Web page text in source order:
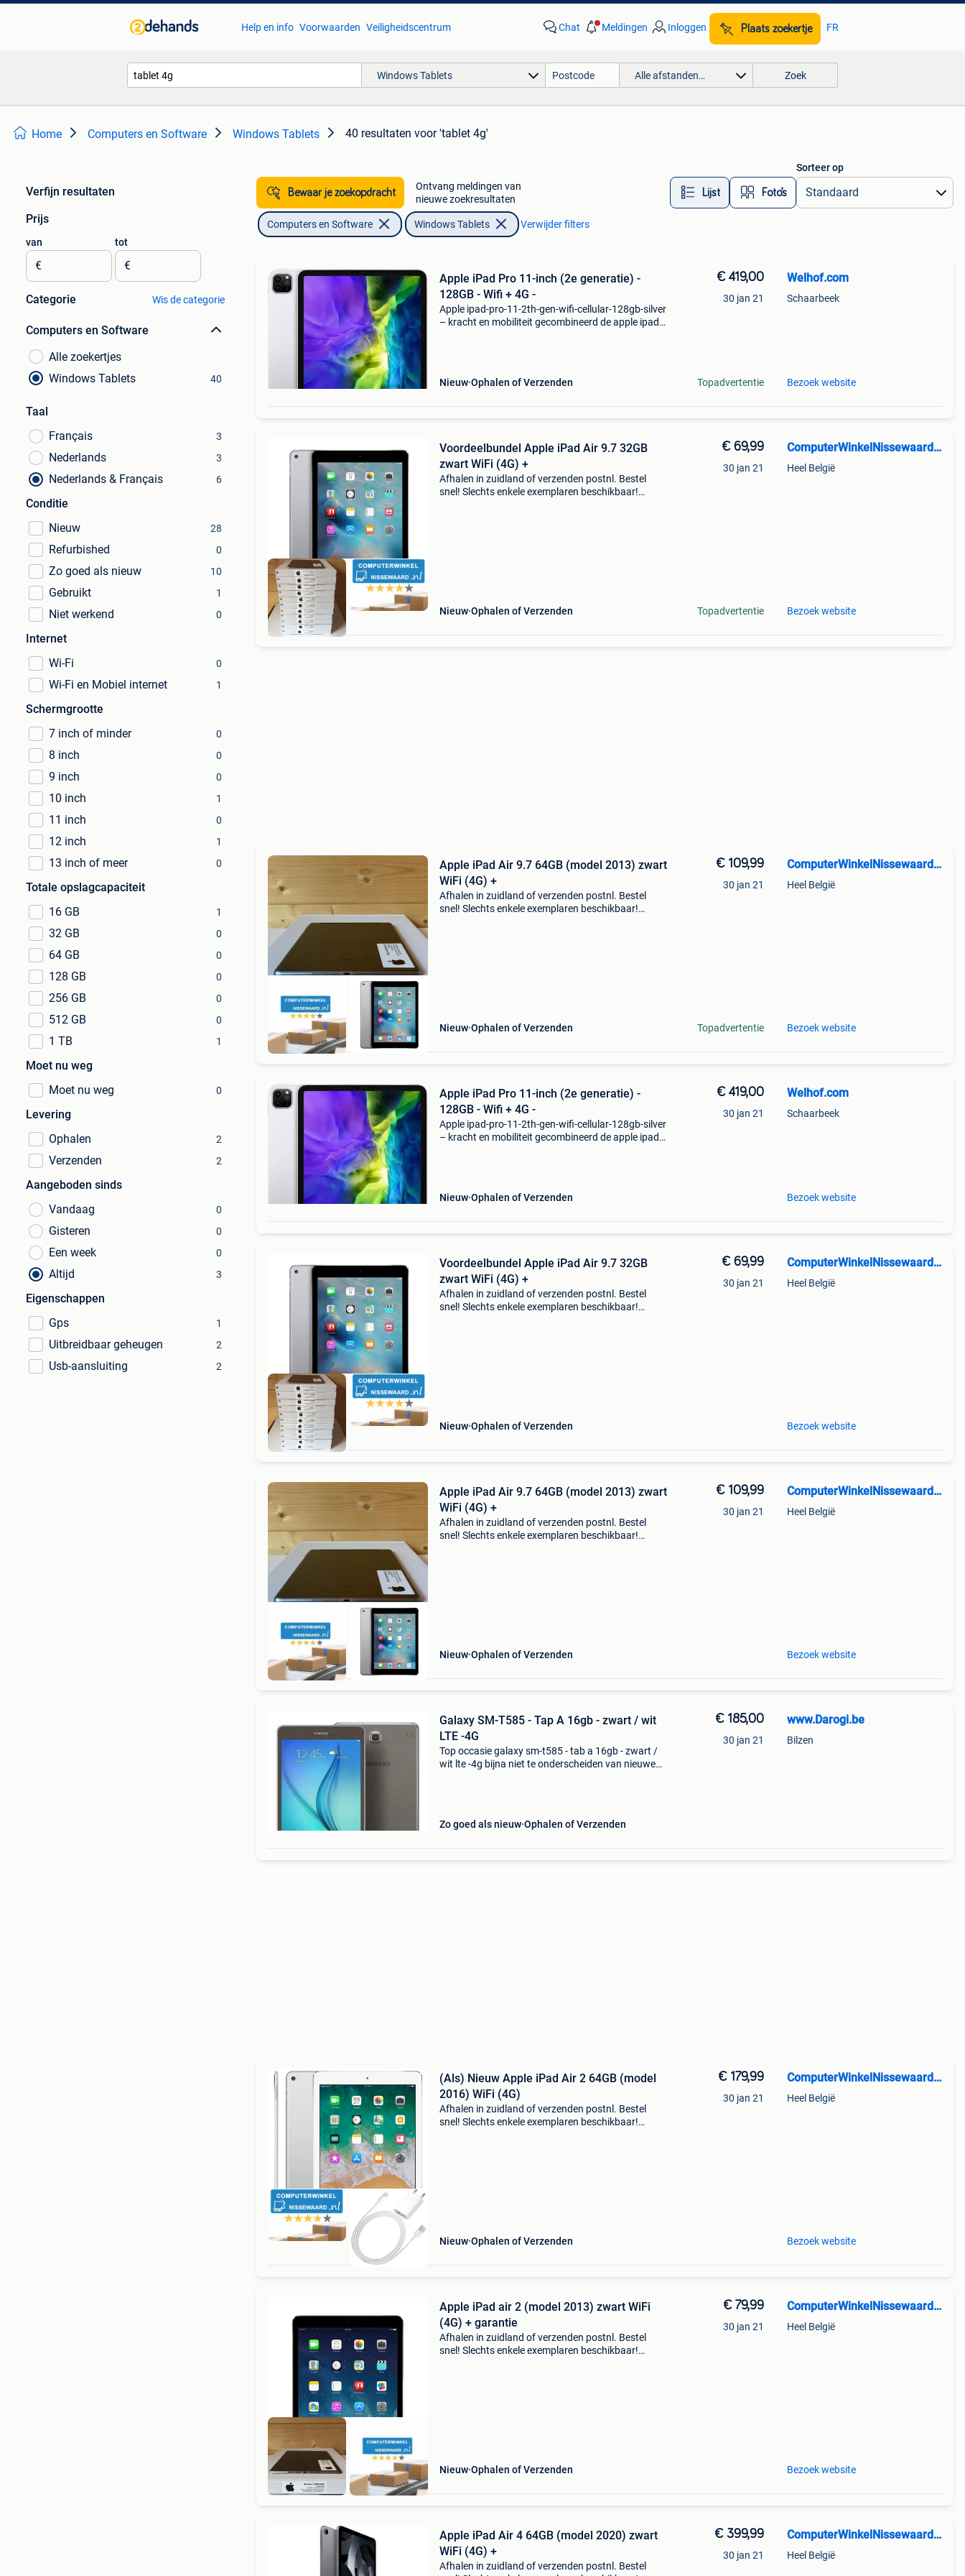
Help en info Voorwaarden Veiligheidscentrum Chat Meldingen Inloggen Plaats zoekertje FR
Windows Tablets Alle afstanden… Zoek
Home Computers en Software Windows Tablets 40 resultaten voor 'tablet 4g'
Verfijn resultaten
Prijs
van
€
tot
€
Categorie Wis de categorie
Computers en Software
Alle zoekertjes
Windows Tablets
40
Taal
Français
3
Nederlands 3
Nederlands & Français 6
Conditie
Nieuw
28
Refurbished 0
Zo goed als nieuw 10
Gebruikt 1
Niet werkend 0
Internet
Wi-Fi
0
Wi-Fi en Mobiel internet 1
Schermgrootte
7 inch of minder
0
8 inch 0
9 inch 0
10 inch 1
11 inch 0
12 inch 1
13 inch of meer 0
Totale opslagcapaciteit
16 GB
1
32 GB 0
64 GB 0
128 GB 0
256 GB 0
512 GB 0
1 TB 1
Moet nu weg
Moet nu weg
0
Levering
Ophalen
2
Verzenden 2
Aangeboden sinds
Vandaag
0
Gisteren 0
Een week 0
Altijd 3
Eigenschappen
Gps
1
Uitbreidbaar geheugen 2
Usb-aansluiting 2
Bewaar je zoekopdracht
Ontvang meldingen van
nieuwe zoekresultaten
Lijst Foto’s
Sorteer op
Computers en Software Windows Tablets Verwijder filters
Apple iPad Pro 11-inch (2e generatie) -
128GB - Wifi + 4G -
Apple ipad-pro-11-2th-gen-wifi-cellular-128gb-silver
– kracht en mobiliteit gecombineerd de apple ipad
Nieuw Ophalen of Verzenden
€ 419,00
30 jan 21
Topadvertentie
Welhof.com
Schaarbeek
Bezoek website
Voordeelbundel Apple iPad Air 9.7 32GB
zwart WiFi (4G) +
Afhalen in zuidland of verzenden postnl. Bestel
snel! Slechts enkele exemplaren beschikbaar!
Nieuw Ophalen of Verzenden
€ 69,99
30 jan 21
Topadvertentie
ComputerWinkelNissewaard.nl
Heel België
Bezoek website
Apple iPad Air 9.7 64GB (model 2013) zwart
WiFi (4G) +
Afhalen in zuidland of verzenden postnl. Bestel
snel! Slechts enkele exemplaren beschikbaar!
Nieuw Ophalen of Verzenden
€ 109,99
30 jan 21
Topadvertentie
ComputerWinkelNissewaard.nl
Heel België
Bezoek website
Apple iPad Pro 11-inch (2e generatie) -
128GB - Wifi + 4G -
Apple ipad-pro-11-2th-gen-wifi-cellular-128gb-silver
– kracht en mobiliteit gecombineerd de apple ipad
Nieuw Ophalen of Verzenden
€ 419,00
30 jan 21
Welhof.com
Schaarbeek
Bezoek website
Voordeelbundel Apple iPad Air 9.7 32GB
zwart WiFi (4G) +
Afhalen in zuidland of verzenden postnl. Bestel
snel! Slechts enkele exemplaren beschikbaar!
Nieuw Ophalen of Verzenden
€ 69,99
30 jan 21
ComputerWinkelNissewaard.nl
Heel België
Bezoek website
Apple iPad Air 9.7 64GB (model 2013) zwart
WiFi (4G) +
Afhalen in zuidland of verzenden postnl. Bestel
snel! Slechts enkele exemplaren beschikbaar!
Nieuw Ophalen of Verzenden
€ 109,99
30 jan 21
ComputerWinkelNissewaard.nl
Heel België
Bezoek website
Galaxy SM-T585 - Tap A 16gb - zwart / wit
LTE -4G
Top occasie galaxy sm-t585 - tab a 16gb - zwart /
wit lte -4g bijna niet te onderscheiden van nieuwe
Zo goed als nieuw Ophalen of Verzenden
€ 185,00
30 jan 21
www.Darogi.be
Bilzen
(Als) Nieuw Apple iPad Air 2 64GB (model
2016) WiFi (4G)
Afhalen in zuidland of verzenden postnl. Bestel
snel! Slechts enkele exemplaren beschikbaar!
Nieuw Ophalen of Verzenden
€ 179,99
30 jan 21
ComputerWinkelNissewaard.nl
Heel België
Bezoek website
Apple iPad air 2 (model 2013) zwart WiFi
(4G) + garantie
Afhalen in zuidland of verzenden postnl. Bestel
snel! Slechts enkele exemplaren beschikbaar!
Nieuw Ophalen of Verzenden
€ 79,99
30 jan 21
ComputerWinkelNissewaard.nl
Heel België
Bezoek website
Apple iPad Air 4 64GB (model 2020) zwart
WiFi (4G) +
Afhalen in zuidland of verzenden postnl. Bestel
€ 399,99
30 jan 21
ComputerWinkelNissewaard.nl
Heel België